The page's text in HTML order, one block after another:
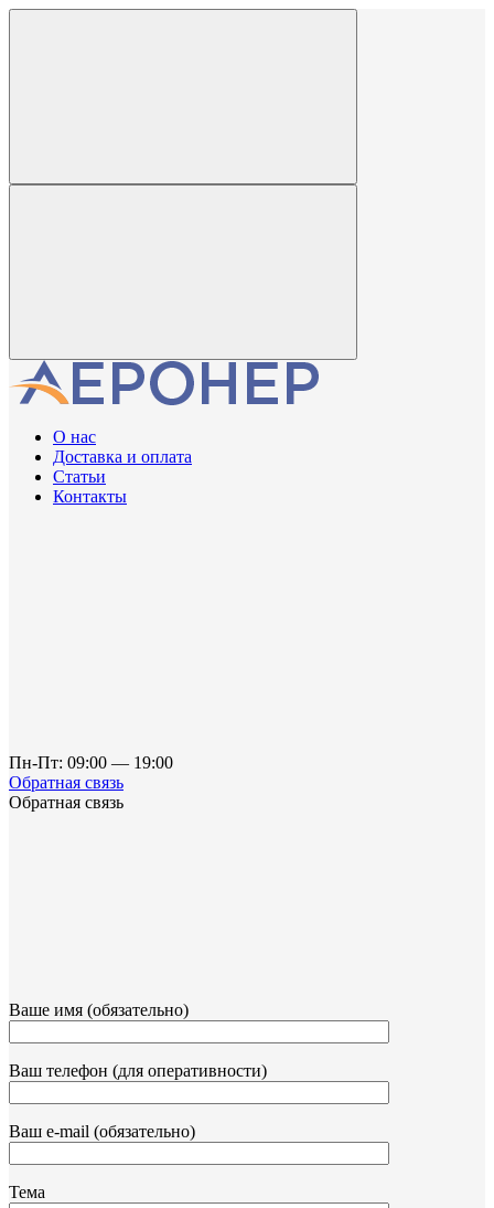
О нас
Доставка и оплата
Статьи
Контакты
Пн-Пт: 09:00 — 19:00
Обратная связь
Обратная связь
Ваше имя (обязательно)
Ваш телефон (для оперативности)
Ваш e-mail (обязательно)
Тема